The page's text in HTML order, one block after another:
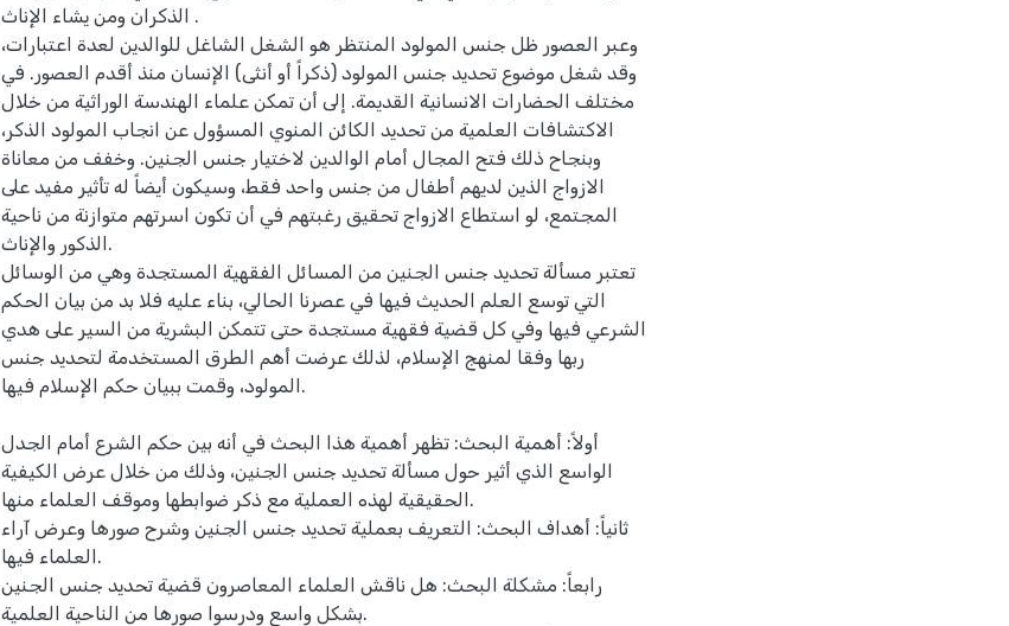
الذكران ومن يشاء الإناث .
وعبر العصور ظل جنس المولود المنتظر هو الشغل الشاغل للوالدين لعدة اعتبارات،
وقد شغل موضوع تحديد جنس المولود (ذكراً أو أنثى) الإنسان منذ أقدم العصور. في
مختلف الحضارات الانسانية القديمة. إلى أن تمكن علماء الهندسة الوراثية من خلال
الاكتشافات العلمية من تحديد الكائن المنوي المسؤول عن انجاب المولود الذكر،
وبنجاح ذلك فتح المجال أمام الوالدين لاختيار جنس الجنين. وخفف من معاناة
الازواج الذين لديهم أطفال من جنس واحد فقط، وسيكون أيضاً له تأثير مفيد على
المجتمع، لو استطاع الازواج تحقيق رغبتهم في أن تكون اسرتهم متوازنة من ناحية
الذكور والإناث.
تعتبر مسألة تحديد جنس الجنين من المسائل الفقهية المستجدة وهي من الوسائل
التي توسع العلم الحديث فيها في عصرنا الحالي، بناء عليه فلا بد من بيان الحكم
الشرعي فيها وفي كل قضية فقهية مستجدة حتى تتمكن البشرية من السير على هدي
ربها وفقا لمنهج الإسلام، لذلك عرضت أهم الطرق المستخدمة لتحديد جنس
المولود، وقمت ببيان حكم الإسلام فيها.
أولاً: أهمية البحث: تظهر أهمية هذا البحث في أنه بين حكم الشرع أمام الجدل
الواسع الذي أثير حول مسألة تحديد جنس الجنين، وذلك من خلال عرض الكيفية
الحقيقية لهذه العملية مع ذكر ضوابطها وموقف العلماء منها.
ثانياً: أهداف البحث: التعريف بعملية تحديد جنس الجنين وشرح صورها وعرض آراء
العلماء فيها.
رابعاً: مشكلة البحث: هل ناقش العلماء المعاصرون قضية تحديد جنس الجنين
بشكل واسع ودرسوا صورها من الناحية العلمية.